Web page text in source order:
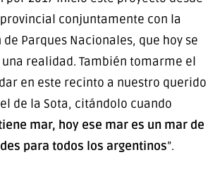
conjuntamente con la
Parques Nacionales, que hoy se
realidad. También tomarme el
en este recinto a nuestro querido
de la Sota, citándolo cuando
mar, hoy ese mar es un mar de
para todos los argentinos”.